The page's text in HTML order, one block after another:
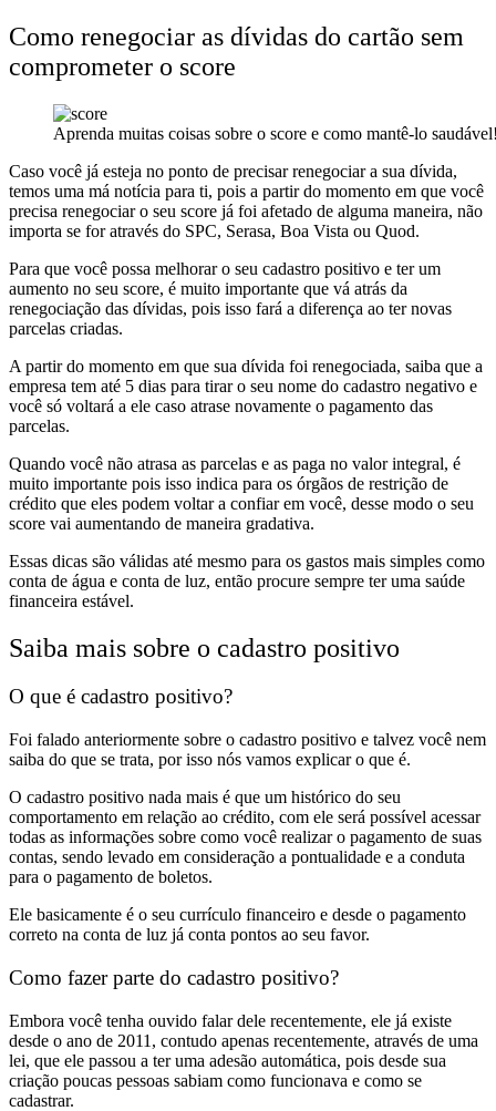
Como renegociar as dívidas do cartão sem
comprometer o score
Aprenda muitas coisas sobre o score e como mantê-lo
Caso você já esteja no ponto de precisar renegociar a sua dívida,
temos uma má notícia para ti, pois a partir do momento em que você
precisa renegociar o seu score já foi afetado de alguma maneira, não
importa se for através do SPC, Serasa, Boa Vista ou Quod.
Para que você possa melhorar o seu cadastro positivo e ter um
aumento no seu score, é muito importante que vá atrás da
renegociação das dívidas, pois isso fará a diferença ao ter novas
parcelas criadas.
A partir do momento em que sua dívida foi renegociada, saiba que a
empresa tem até 5 dias para tirar o seu nome do cadastro negativo e
você só voltará a ele caso atrase novamente o pagamento das
parcelas.
Quando você não atrasa as parcelas e as paga no valor integral, é
muito importante pois isso indica para os órgãos de restrição de
crédito que eles podem voltar a confiar em você, desse modo o seu
score vai aumentando de maneira gradativa.
Essas dicas são válidas até mesmo para os gastos mais simples como
conta de água e conta de luz, então procure sempre ter uma saúde
financeira estável.
Saiba mais sobre o cadastro positivo
O que é cadastro positivo?
Foi falado anteriormente sobre o cadastro positivo e talvez você nem
saiba do que se trata, por isso nós vamos explicar o que é.
O cadastro positivo nada mais é que um histórico do seu
comportamento em relação ao crédito, com ele será possível acessar
todas as informações sobre como você realizar o pagamento de suas
contas, sendo levado em consideração a pontualidade e a conduta
para o pagamento de boletos.
Ele basicamente é o seu currículo financeiro e desde o pagamento
correto na conta de luz já conta pontos ao seu favor.
Como fazer parte do cadastro positivo?
Embora você tenha ouvido falar dele recentemente, ele já existe
desde o ano de 2011, contudo apenas recentemente, através de uma
lei, que ele passou a ter uma adesão automática, pois desde sua
criação poucas pessoas sabiam como funcionava e como se
cadastrar.